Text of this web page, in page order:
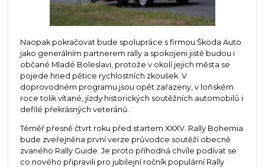
Naopak pokračovat bude spolupráce s firmou Škoda Auto
jako generálním partnerem rally a spokojeni jistě budou i
občané Mladé Boleslavi, protože v okolí jejich města se
pojede hned pětice rychlostních zkoušek. V
doprovodném programu jsou opět zařazeny, v loňském
roce tolik vítané, jízdy historických soutěžních automobilů i
defilé překrásných veteránů.
Téměř přesně čtvrt roku před startem XXXV. Rally Bohemia
bude zveřejněna první verze průvodce soutěží obecně
zvaného Rally Guide. Je proto příhodná chvíle podívat se
co nového připravili pro jubilejní ročník populární Rally